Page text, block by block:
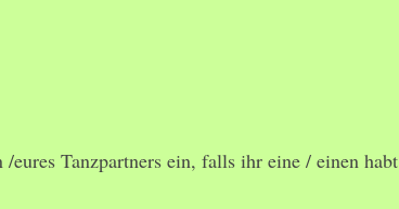
Tanzpartners ein, falls ihr eine / einen habt